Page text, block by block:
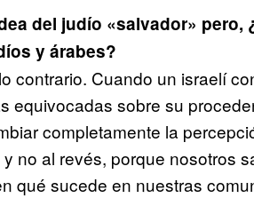
del judío «salvador» pero,
y árabes?
contrario. Cuando un israelí
equivocadas sobre su
completamente la
no al revés, porque nosotros
qué sucede en nuestras